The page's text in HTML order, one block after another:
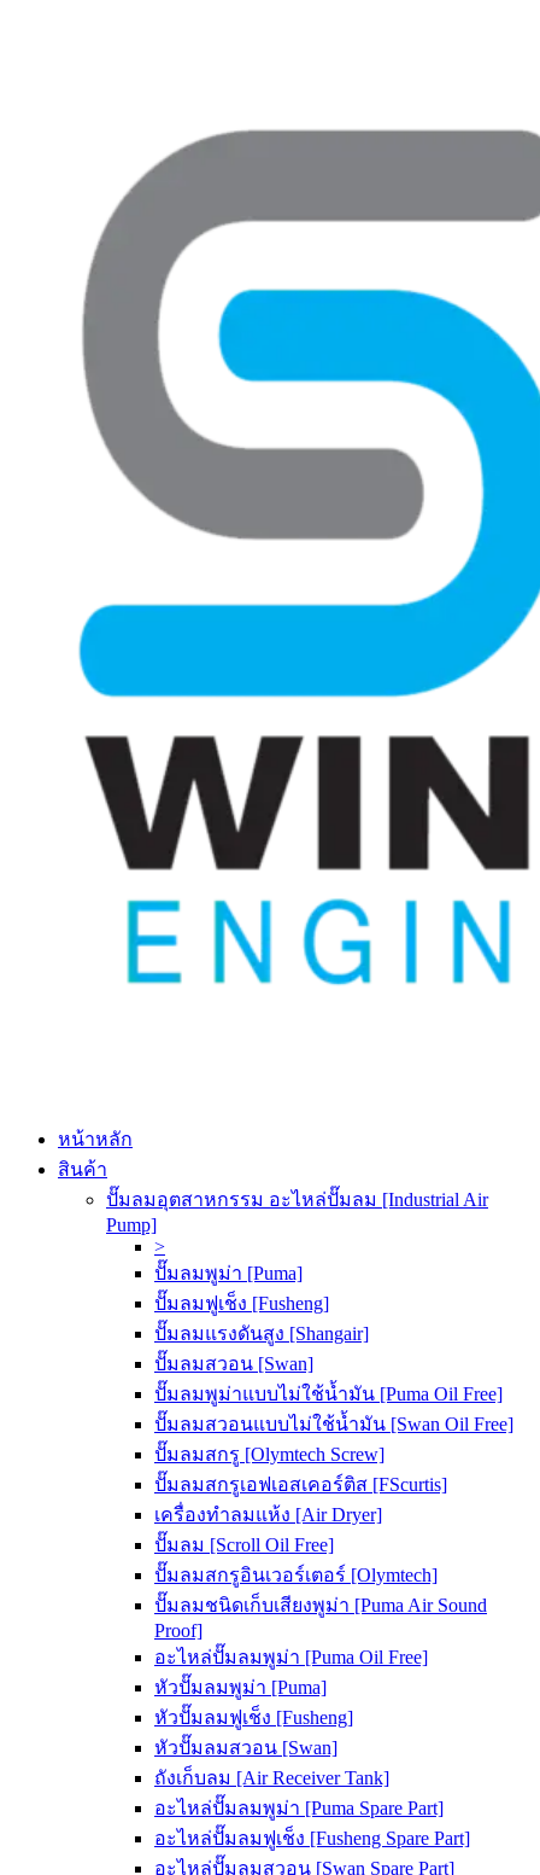
หน้าหลัก
สินค้า
ปั๊มลมอุตสาหกรรม อะไหล่ปั๊มลม [Industrial Air
Pump]
>
ปั๊มลมพูม่า [Puma]
ปั๊มลมฟูเช็ง [Fusheng]
ปั๊มลมแรงดันสูง [Shangair]
ปั๊มลมสวอน [Swan]
ปั๊มลมพูม่าแบบไม่ใช้น้ำมัน [Puma Oil Free]
ปั๊มลมสวอนแบบไม่ใช้น้ำมัน [Swan Oil Free]
ปั๊มลมสกรู [Olymtech Screw]
ปั๊มลมสกรูเอฟเอสเคอร์ติส [FScurtis]
เครื่องทำลมแห้ง [Air Dryer]
ปั๊มลม [Scroll Oil Free]
ปั๊มลมสกรูอินเวอร์เตอร์ [Olymtech]
ปั๊มลมชนิดเก็บเสียงพูม่า [Puma Air Sound
Proof]
อะไหล่ปั๊มลมพูม่า [Puma Oil Free]
หัวปั๊มลมพูม่า [Puma]
หัวปั๊มลมฟูเช็ง [Fusheng]
หัวปั๊มลมสวอน [Swan]
ถังเก็บลม [Air Receiver Tank]
อะไหล่ปั๊มลมพูม่า [Puma Spare Part]
อะไหล่ปั๊มลมฟูเช็ง [Fusheng Spare Part]
อะไหล่ปั๊มลมสวอน [Swan Spare Part]